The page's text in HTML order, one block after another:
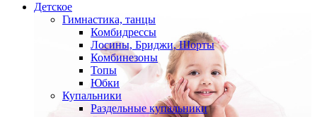
Детское
Гимнастика, танцы
Комбидрессы
Лосины, Бриджи, Шорты
Комбинезоны
Топы
Юбки
Купальники
Раздельные купальники